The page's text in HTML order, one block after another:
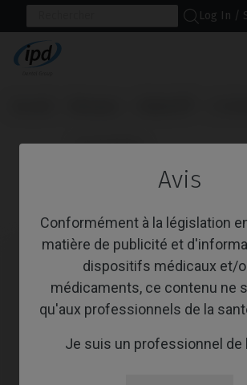
Avis
Conformément à la législation
matière de publicité et
dispositifs médicaux et/
médicaments, ce contenu ne
qu'aux professionnels de la
Je suis un professionnel de
Log In /
                      Scanbodies